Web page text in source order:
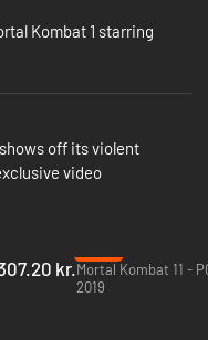
Kombat 1 starring
off its violent
video
kr.Mortal Kombat 11 -
2019